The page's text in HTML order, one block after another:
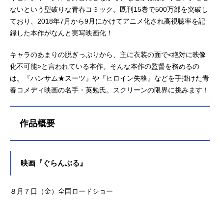
ないという型破りな青春コミック。既刊15巻で500万部を突破し
ており、2018年7月から9月にかけてアニメ化され高視聴率を記
録した本作がなんと実写映画化！
キャラのあまりの脱ぎっぷりから、主に衣装の面で<絶対に映像
化不可能>と言われている本作。そんな本作の監督を務めるの
は。『ハンサム★スーツ』や『ヒロイン失格』などを手掛けた青
春コメディ映画の名手・英勉氏。スクリーンの限界に挑みます！
作品概要
映画『ぐらんぶる』
８月７日（金）全国ロードショー